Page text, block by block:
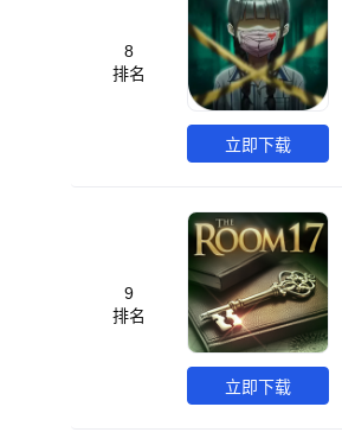
8
排名
立即下载
9
排名
立即下载